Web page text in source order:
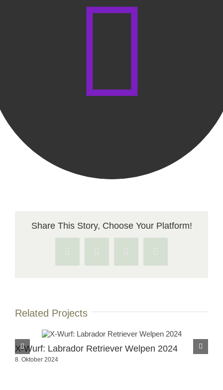
Yoshi
Share This Story, Choose Your Platform!
Related Projects
X-Wurf: Labrador Retriever Welpen 2024
8. Oktober 2024